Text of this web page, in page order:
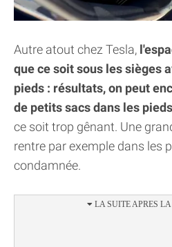
Autre atout chez Tesla,
que ce soit sous les sièges
pieds : résultats, on peut
de petits sacs dans les pieds
ce soit trop gênant. Une
rentre par exemple dans les
condamnée.